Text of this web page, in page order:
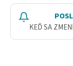
KEĎ SA